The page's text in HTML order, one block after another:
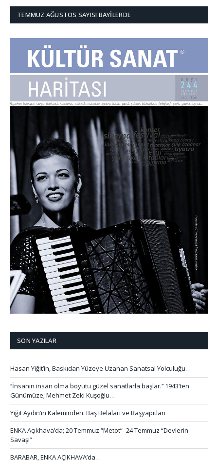
TEMMUZ AĞUSTOS SAYISI BAYILERDE
SON YAZILAR
Hasan Yiğit’in, Baskıdan Yüzeye Uzanan Sanatsal Yolculuğu…
‘’İnsanın insan olma boyutu güzel sanatlarla başlar.’’ 1943’ten
Günümüze; Mehmet Zeki Kuşoğlu…
Yiğit Aydın’ın Kaleminden: Baş Belaları ve Başyapıtları
ENKA Açıkhava’da; 20 Temmuz “Metot”- 24 Temmuz “Devlerin
Savaşı”
BARABAR, ENKA AÇIKHAVA’da…